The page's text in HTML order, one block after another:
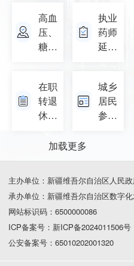
高血
压、
糖尿
肿瘤
门诊
放化
毒...
执业
药师
延续
在职
转退
休
城乡
居民
参保
登记
居民
暂停
加载更多
主办单位：新疆维吾尔自治区人民
承办单位：新疆维吾尔自治区数字
网站标识码：6500000086
ICP备案号：新ICP备2024011506号
公安备案号：65010202001320